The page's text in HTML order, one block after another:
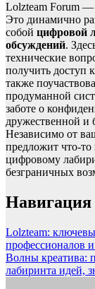
Lolzteam Forum —
Это динамично
собой цифровой
обсуждений.
технические
получить доступ
также
продуманной
заботе о
дружественной и
Независимо от
предложит что-
цифровому
безграничных
Навигация
Lolzteam:
профессионалов и
Волны креатива:
лабиринта идей,